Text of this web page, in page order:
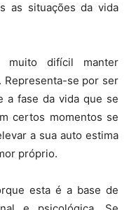
as situações da vida
difícil manter
Representa-se por ser
a fase da vida que se
certos momentos se
a sua auto estima
próprio.
esta é a base de